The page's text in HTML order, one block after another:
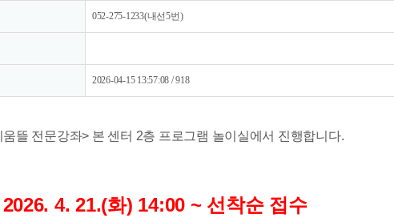
052-275-1233(내선5번)
2026-04-15 13:57:08 / 918
뜰 전문강좌> 본 센터 2층 프로그램 놀이실에서 진행합니다.
2026. 4. 21.(화) 14:00 ~ 선착순 접수